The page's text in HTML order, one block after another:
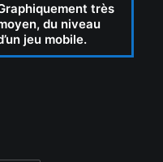
très
du niveau
jeu mobile.